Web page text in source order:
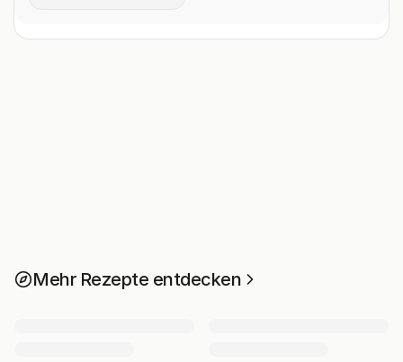
Mehr Rezepte entdecken